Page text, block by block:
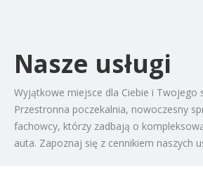
Nasze usługi
Wyjątkowe miejsce dla Ciebie i Twojego
Przestronna poczekalnia, nowoczesny
fachowcy, którzy zadbają o
auta. Zapoznaj się z cennikiem naszych